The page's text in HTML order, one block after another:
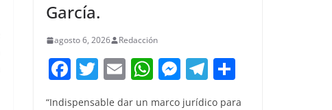
García.
agosto 6, 2026 Redacción
F T
w
E W M
e
T
“Indispensable dar un marco jurídico para